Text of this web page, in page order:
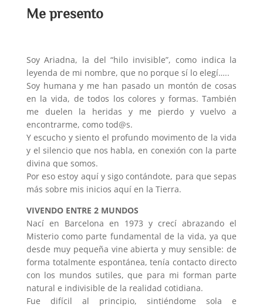
Me presento
Soy Ariadna, la del “hilo invisible”, como indica la
leyenda de mi nombre, que no porque sí lo elegí…..
Soy humana y me han pasado un montón de cosas
en la vida, de todos los colores y formas. También
me duelen la heridas y me pierdo y vuelvo a
encontrarme, como tod@s.
Y escucho y siento el profundo movimento de la vida
y el silencio que nos habla, en conexión con la parte
divina que somos.
Por eso estoy aquí y sigo contándote, para que sepas
más sobre mis inicios aquí en la Tierra.
VIVENDO ENTRE 2 MUNDOS
Nací en Barcelona en 1973 y crecí abrazando el
Misterio como parte fundamental de la vida, ya que
desde muy pequeña vine abierta y muy sensible: de
forma totalmente espontánea, tenía contacto directo
con los mundos sutiles, que para mi forman parte
natural e indivisible de la realidad cotidiana.
Fue difícil al principio, sintiéndome sola e